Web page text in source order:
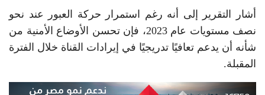
أشار التقرير إلى أنه رغم استمرار حركة العبور عند نحو
نصف مستويات عام 2023، فإن تحسن الأوضاع الأمنية من
شأنه أن يدعم تعافيًا تدريجيًا في إيرادات القناة خلال الفترة
المقبلة.